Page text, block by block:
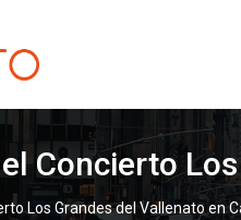
Concierto
Los Grandes del Vallenato en